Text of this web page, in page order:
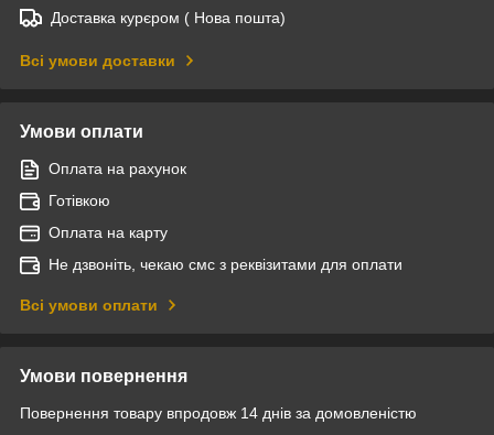
Доставка курєром ( Нова пошта)
Всі умови доставки
Умови оплати
Оплата на рахунок
Готівкою
Оплата на карту
Не дзвоніть, чекаю смс з реквізитами для оплати
Всі умови оплати
Умови повернення
Повернення товару впродовж 14 днів за домовленістю